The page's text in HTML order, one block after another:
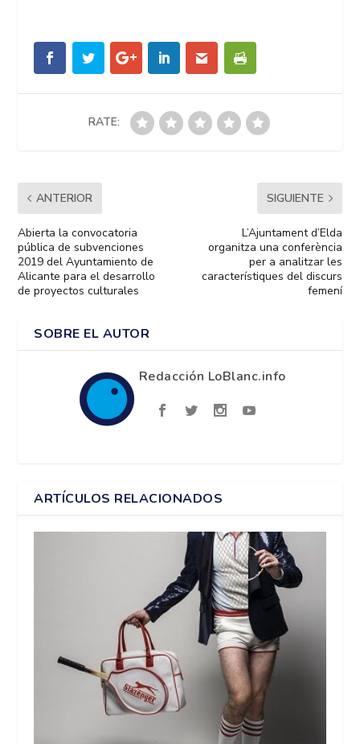
RATE:
ANTERIOR
Abierta la convocatoria
pública de subvenciones
2019 del Ayuntamiento de
Alicante para el desarrollo
de proyectos culturales
SIGUIENTE
L’Ajuntament d’Elda
organitza una conferència
per a analitzar les
característiques del discurs
femení
SOBRE EL AUTOR
Redacción LoBlanc.info
ARTÍCULOS RELACIONADOS